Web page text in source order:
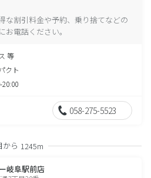
な割引料金や予約、乗り捨てなどの
電話ください。
等
クト
20:00
058-275-5523
ら 1245m
岐阜駅前店